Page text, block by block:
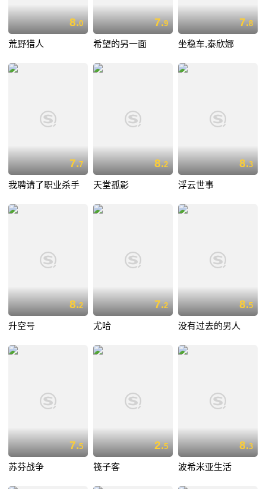
8.0
荒野猎人
7.9
希望的另一面
7.8
坐稳车,泰欣娜
7.7
我聘请了职业杀手
8.2
天堂孤影
8.3
浮云世事
8.2
升空号
7.2
尤哈
8.5
没有过去的男人
7.5
苏芬战争
2.5
筏子客
8.3
波希米亚生活